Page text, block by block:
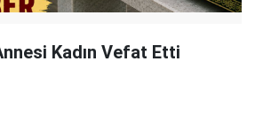
Kadın Vefat Etti